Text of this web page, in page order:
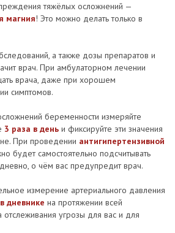
тяжёлых осложнений —
магния! Это можно делать только в
а также дозы препаратов и
врач. При амбулаторном лечении
врача, даже при хорошем
симптомов.
беременности измеряйте
3 раза в день и фиксируйте эти значения
При проведении антигипертензивной
будет самостоятельно подсчитывать
о чём вас предупредит врач.
измерение артериального давления
дневнике на протяжении всей
угрозы для вас и для